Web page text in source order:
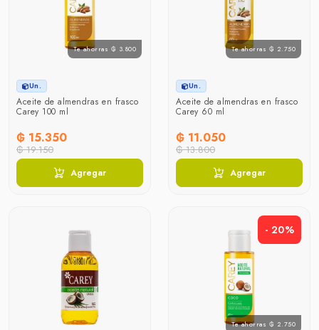
Te ahorras ₲ 3.800
Un.
Aceite de almendras en frasco
Carey 100 ml
₲ 15.350
₲ 19.150
Agregar
Te ahorras ₲ 2.750
Un.
Aceite de almendras en frasco
Carey 60 ml
₲ 11.050
₲ 13.800
Agregar
Te ahorras ₲ 2.750
- 20%